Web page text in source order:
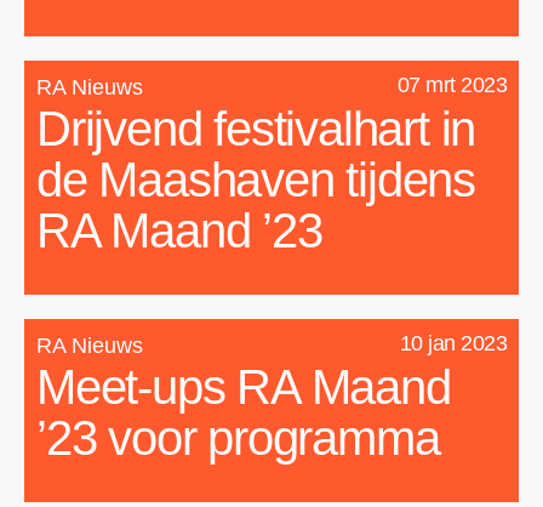
RA Nieuws 07 mrt 2023
Drijvend festivalhart in
de Maashaven tijdens
RA Maand ’23
RA Nieuws 10 jan 2023
Meet-ups RA Maand
’23 voor programma